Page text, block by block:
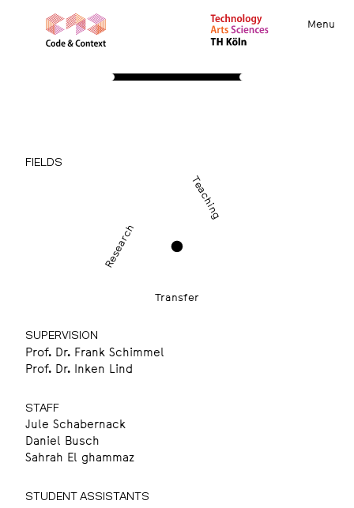
Menu
FIELDS
Teaching
Research
Transfer
SUPERVISION
Prof. Dr. Frank Schimmel
Prof. Dr. Inken Lind
STAFF
Jule Schabernack
Daniel Busch
Sahrah El ghammaz
STUDENT ASSISTANTS